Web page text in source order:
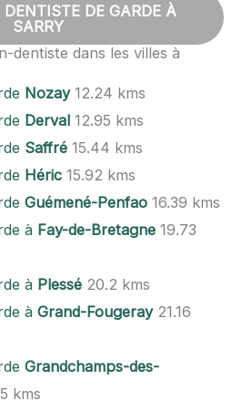
DE GARDE À
SARRY
dentiste dans les villes à
Nozay12.24 kms
Derval 12.95 kms
Saffré 15.44 kms
Héric 15.92 kms
Guémené-Penfao 16.39 kms
à Fay-de-Bretagne 19.73
à Plessé 20.2 kms
àGrand-Fougeray21.16
Grandchamps-des-
kms